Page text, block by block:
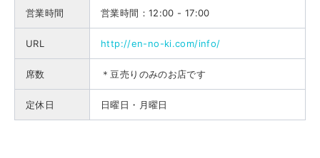
営業時間 営業時間： 12:00 - 17:00
URL http://en-no-ki.com/info/
席数 ＊豆売りのみのお店です
定休日 日曜日・月曜日